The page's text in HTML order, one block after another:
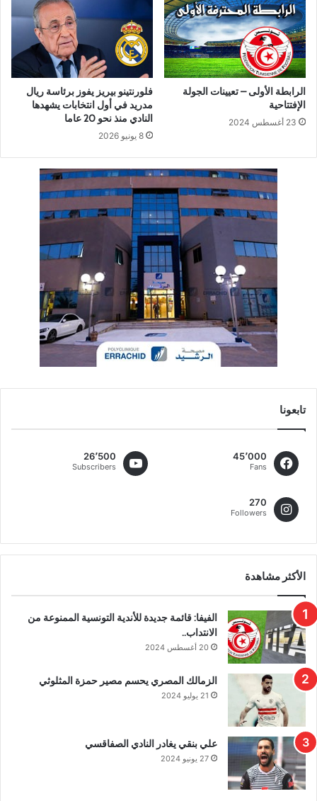
الرابطة الأولى – تعيينات الجولة
الإفتتاحية
23 أغسطس 2024
فلورنتينو بيريز يفوز برئاسة ريال
مدريد في أول انتخابات يشهدها
النادي منذ نحو 20 عاما
8 يونيو 2026
تابعونا
45٬000
Fans
26٬500
Subscribers
270
Followers
الأكثر مشاهدة
الفيفا: قائمة جديدة للأندية التونسية الممنوعة من
الانتداب..
20 أغسطس 2024
الزمالك المصري يحسم مصير حمزة المثلوثي
21 يوليو 2024
علي بنقي يغادر النادي الصفاقسي
27 يونيو 2024